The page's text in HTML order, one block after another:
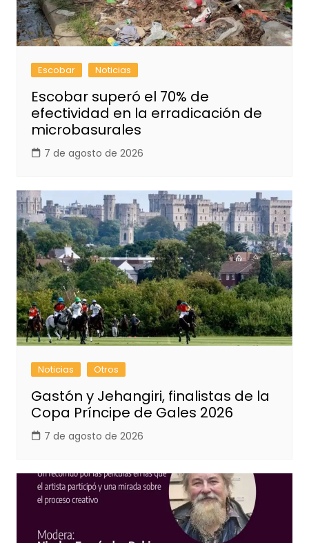
Escobar Noticias
Escobar superó el 70% de
efectividad en la erradicación de
microbasurales
7 de agosto de 2026
Noticias Otros
Gastón y Jehangiri, finalistas de la
Copa Príncipe de Gales 2026
7 de agosto de 2026